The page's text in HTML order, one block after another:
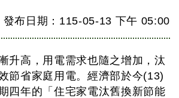
發布日期：115-05-13 下午 05:00
升高，用電需求也隨之增加，汰
節省家庭用電。經濟部於今(13)
四年的「住宅家電汰舊換新節能